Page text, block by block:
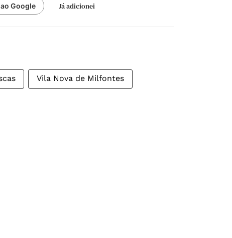
Google Já adicionei
Vila Nova de Milfontes